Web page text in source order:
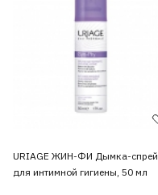
URIAGE ЖИН-ФИ Дымка-спрей
для интимной гигиены, 50 мл